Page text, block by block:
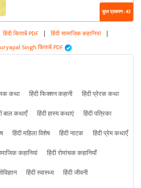
कुल प्रकरण : 43
हिंदी किताबें PDF | हिंदी सामाजिक कहानियां |
Singh किताबें PDF
कथा हिंदी फिक्शन कहानी
हिंदी प्रेरक कथा
बाल कथाएँ हिंदी हास्य कथाएं
हिंदी पत्रिका
हिंदी महिला विशेष हिंदी नाटक
हिंदी प्रेम कथाएँ
कहानियां
हिंदी रोमांचक कहानियाँ
हिंदी स्वास्थ्य
हिंदी जीवनी